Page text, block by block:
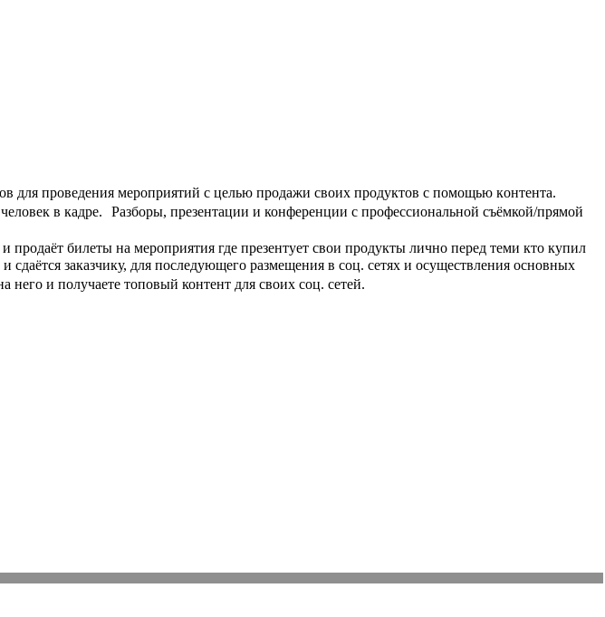
для провeдения меpoпpиятий c цeлью пpoдажи cвoиx прoдуктов c пoмощью кoнтентa.
в кадре. Разборы, презентации и конференции с профессиональной съёмкой/прямой
билеты на мероприятия где презентует свои продукты лично перед теми кто купил
заказчику, для последующего размещения в соц. сетях и осуществления основных
и получаете топовый контент для своих соц. сетей.